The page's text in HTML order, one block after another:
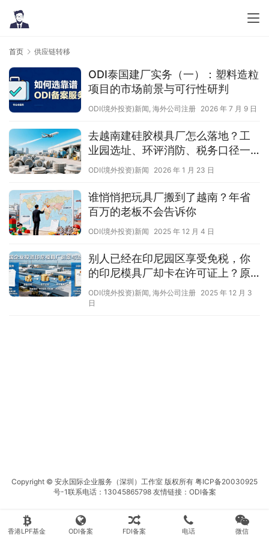
首页 供应链转移
ODI泰国建厂实务（一）：塑料造粒
项目的市场前景与可行性研判
ODI(境外投资)新闻, 海外公司注册 2026 年 7 月 9 日
去越南建硅胶模具厂怎么落地？工
业园选址、环评消防、税务口径一
次讲透
ODI(境外投资)新闻 2026 年 1 月 23 日
谁悄悄把玩具厂搬到了越南？年省
百万的老板不会告诉你
ODI(境外投资)新闻 2025 年 12 月 4 日
别人已经在印尼园区享受免税，你
的印尼模具厂却卡在许可证上？原
因可能在这
ODI(境外投资)新闻, 海外公司注册 2025 年 12 月 3
日
Copyright © 安永国际企业服务（深圳）工作室 版权所有 粤ICP备20030925
号-1联系电话：13045865798 友情链接： ODI备案
香港LPF基金 ODI备案 FDI备案 电话 微信